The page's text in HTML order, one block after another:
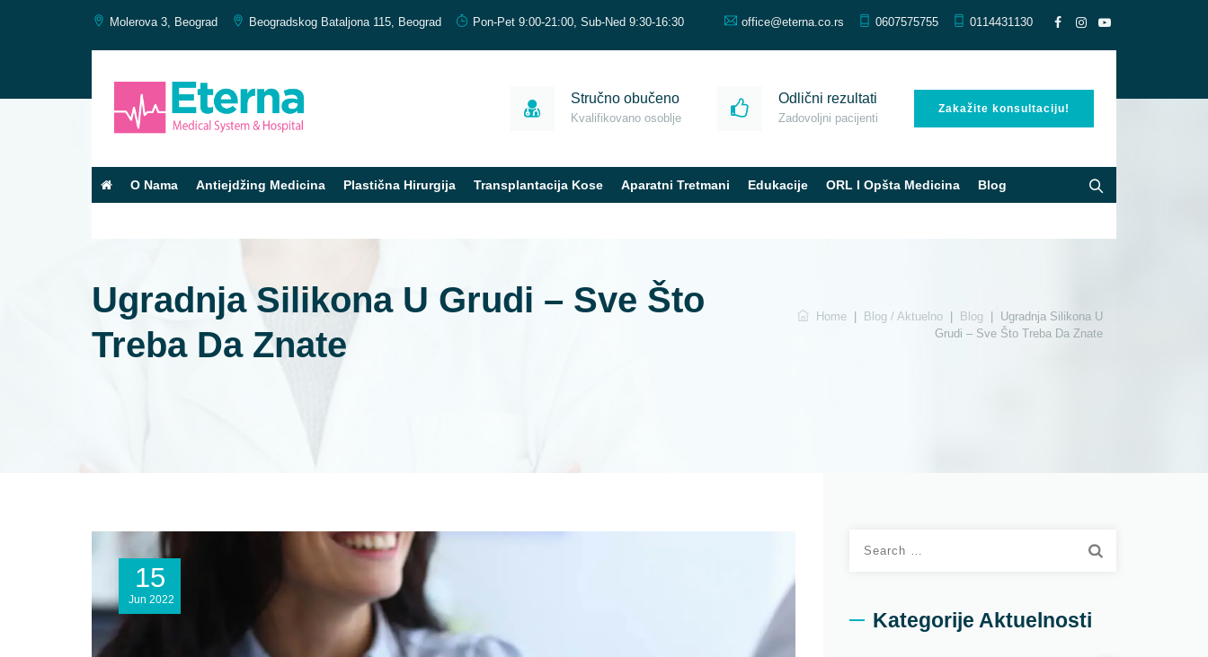
Molerova 3, Beograd Beogradskog Bataljona 115, Beograd Pon-Pet 9:00-21:00, Sub-Ned 9:30-16:30 office@eterna.co.rs 0607575755 0114431130
Stručno obučeno
Kvalifikovano osoblje
Odlični rezultati
Zadovoljni pacijenti
Zakažite konsultaciju!
O Nama Antiejdžing Medicina Plastična Hirurgija Transplantacija Kose Aparatni Tretmani Edukacije ORL I Opšta Medicina Blog
Ugradnja Silikona U Grudi – Sve Što
Treba Da Znate
Home Blog / Aktuelno Blog
Ugradnja Silikona U
Grudi – Sve Što Treba Da Znate
15
Jun 2022
Kategorije Aktuelnosti